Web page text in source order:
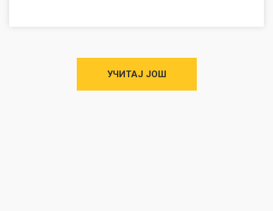
УЧИТАЈ ЈОШ